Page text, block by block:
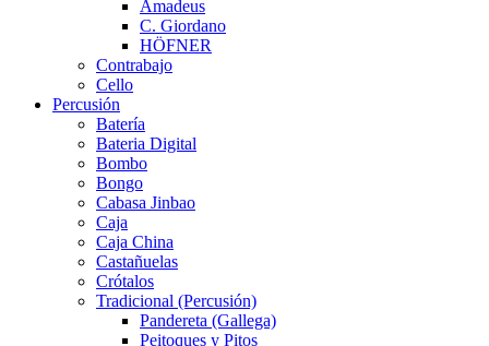
Amadeus
C. Giordano
HÖFNER
Contrabajo
Cello
Percusión
Batería
Bateria Digital
Bombo
Bongo
Cabasa Jinbao
Caja
Caja China
Castañuelas
Crótalos
Tradicional (Percusión)
Pandereta (Gallega)
Peitoques y Pitos